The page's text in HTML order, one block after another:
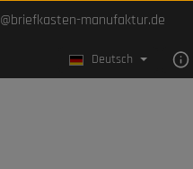
manufaktur.de
Deutsch